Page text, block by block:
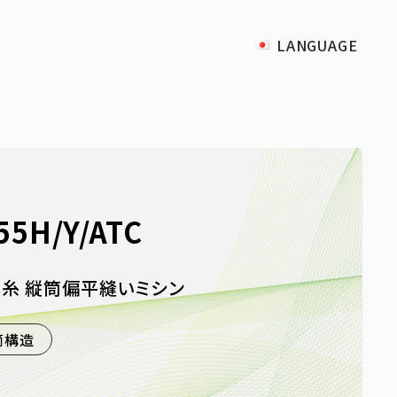
LANGUAGE
Y/ATC
縦筒偏平縫いミシン
構造